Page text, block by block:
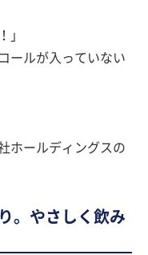
」
ールが入っていない
ホールディングスの
。やさしく飲み